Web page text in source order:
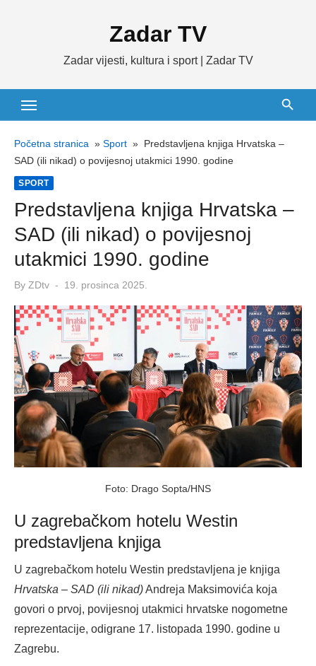
Zadar TV
Zadar vijesti, kultura i sport | Zadar TV
Početna stranica » Sport » Predstavljena knjiga Hrvatska –
SAD (ili nikad) o povijesnoj utakmici 1990. godine
SPORT
Predstavljena knjiga Hrvatska –
SAD (ili nikad) o povijesnoj
utakmici 1990. godine
By ZDtv
Posted
19. prosinca 2025.
Foto: Drago Sopta/HNS
U zagrebačkom hotelu Westin
predstavljena knjiga
U zagrebačkom hotelu Westin predstavljena je knjiga
Hrvatska – SAD (ili nikad)Andreja Maksimovića koja
govori o prvoj, povijesnoj utakmici hrvatske nogometne
reprezentacije, odigrane 17. listopada 1990. godine u
Zagrebu.